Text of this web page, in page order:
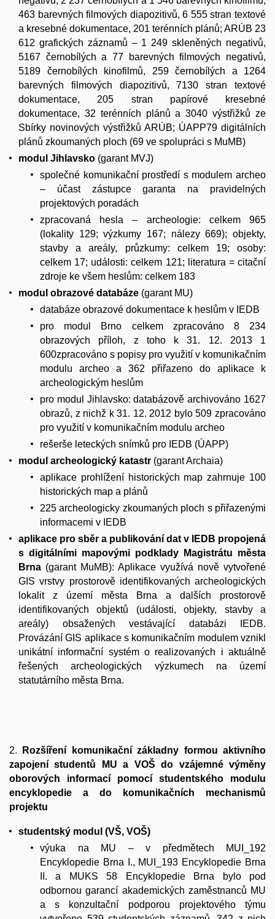
463 barevných filmových diapozitivů, 6 555 stran textové
a kresebné dokumentace, 201 terénních plánů; ARÚB 23
612 grafických záznamů – 1 249 skleněných negativů,
5167 černobílých a 77 barevných filmových negativů,
5189 černobílých kinofilmů, 259 černobílých a 1264
barevných filmových diapozitivů, 7130 stran textové
dokumentace, 205 stran papírové kresebné
dokumentace, 32 terénních plánů a 3040 výstřižků ze
Sbírky novinových výstřižků ARÚB; ÚAPP79 digitálních
plánů zkoumaných ploch (69 ve spolupráci s MuMB)
modul Jihlavsko (garant MVJ)
společné komunikační prostředí s modulem archeo
– účast zástupce garanta na pravidelných
projektových poradách
zpracovaná hesla – archeologie: celkem 965
(lokality 129; výzkumy 167; nálezy 669); objekty,
stavby a areály, průzkumy: celkem 19; osoby:
celkem 17; události: celkem 121; literatura = citační
zdroje ke všem heslům: celkem 183
modul obrazové databáze (garant MU)
databáze obrazové dokumentace k heslům v IEDB
pro modul Brno celkem zpracováno 8 234
obrazových příloh, z toho k 31. 12. 2013 1
600zpracováno s popisy pro využití v komunikačním
modulu archeo a 362 přiřazeno do aplikace k
archeologickým heslům
pro modul Jihlavsko: databázově archivováno 1627
obrazů, z nichž k 31. 12. 2012 bylo 509 zpracováno
pro využití v komunikačním modulu archeo
rešerše leteckých snímků pro IEDB (ÚAPP)
modul archeologický katastr (garant Archaia)
aplikace prohlížení historických map zahrnuje 100
historických map a plánů
225 archeologicky zkoumaných ploch s přiřazenými
informacemi v IEDB
aplikace pro sběr a publikování dat v IEDB propojená
s digitálními mapovými podklady Magistrátu města
Brna (garant MuMB): Aplikace využívá nově vytvořené
GIS vrstvy prostorově identifikovaných archeologických
lokalit z území města Brna a dalších prostorově
identifikovaných objektů (události, objekty, stavby a
areály) obsažených vestávající databázi IEDB.
Provázání GIS aplikace s komunikačním modulem vznikl
unikátní informační systém o realizovaných i aktuálně
řešených archeologických výzkumech na území
statutárního města Brna.
2.
Rozšíření komunikační základny formou aktivního
zapojení studentů MU a VOŠ do vzájemné výměny
oborových informací pomocí studentského modulu
encyklopedie a do komunikačních mechanismů
projektu
studentský modul (VŠ, VOŠ)
výuka na MU – v předmětech MUI_192
Encyklopedie Brna I., MUI_193 Encyklopedie Brna
II. a MUKS 58 Encyklopedie Brna bylo pod
odbornou garancí akademických zaměstnanců MU
a s konzultační podporou projektového týmu